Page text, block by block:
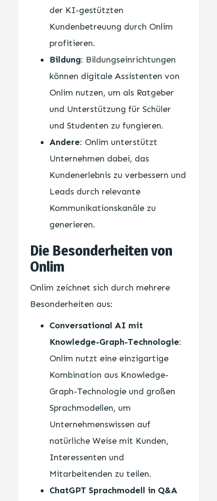
der KI-gestützten
Kundenbetreuung durch Onlim
profitieren.
Bildung: Bildungseinrichtungen
können digitale Assistenten von
Onlim nutzen, um als Ratgeber
und Unterstützung für Schüler
und Studenten zu fungieren.
Andere: Onlim unterstützt
Unternehmen dabei, das
Kundenerlebnis zu verbessern und
Leads durch relevante
Kommunikationskanäle zu
generieren.
Die Besonderheiten von
Onlim
Onlim zeichnet sich durch mehrere
Besonderheiten aus:
Conversational AI mit
Knowledge-Graph-Technologie:
Onlim nutzt eine einzigartige
Kombination aus Knowledge-
Graph-Technologie und großen
Sprachmodellen, um
Unternehmenswissen auf
natürliche Weise mit Kunden,
Interessenten und
Mitarbeitenden zu teilen.
ChatGPT Sprachmodell in Q&A